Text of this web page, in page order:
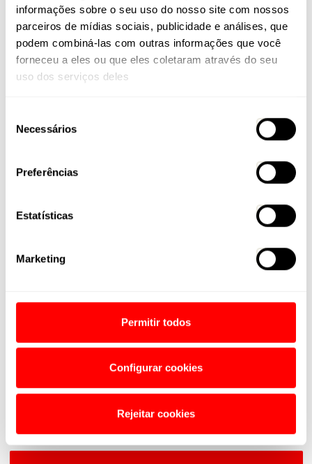
informações sobre o seu uso do nosso site com nossos
parceiros de mídias sociais, publicidade e análises, que
podem combiná-las com outras informações que você
forneceu a eles ou que eles coletaram através do seu
uso dos serviços deles
Necessários
Preferências
Estatísticas
Marketing
Permitir todos
Configurar cookies
Rejeitar cookies